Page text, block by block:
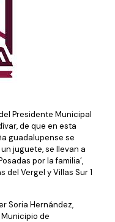
Presidente Municipal
de que en esta
guadalupense se
juguete, se llevan a
por la familia’,
Vergel y Villas Sur 1
Soria Hernández,
de